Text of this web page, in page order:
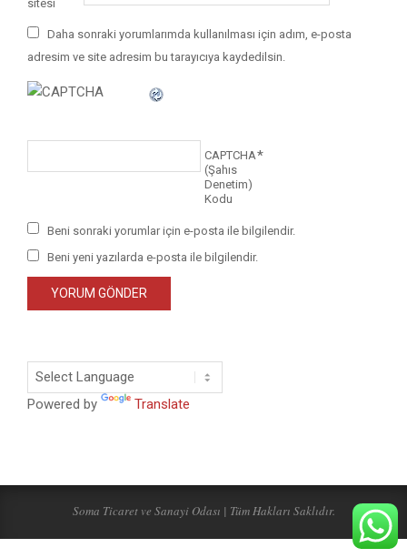
sitesi
Daha sonraki yorumlarımda kullanılması için adım, e-posta
adresim ve site adresim bu tarayıcıya kaydedilsin.
CAPTCHA
(Şahıs
Denetim)
Kodu
*
Beni sonraki yorumlar için e-posta ile bilgilendir.
Beni yeni yazılarda e-posta ile bilgilendir.
Powered by Translate
Soma Ticaret ve Sanayi Odası | Tüm Hakları Saklıdır.